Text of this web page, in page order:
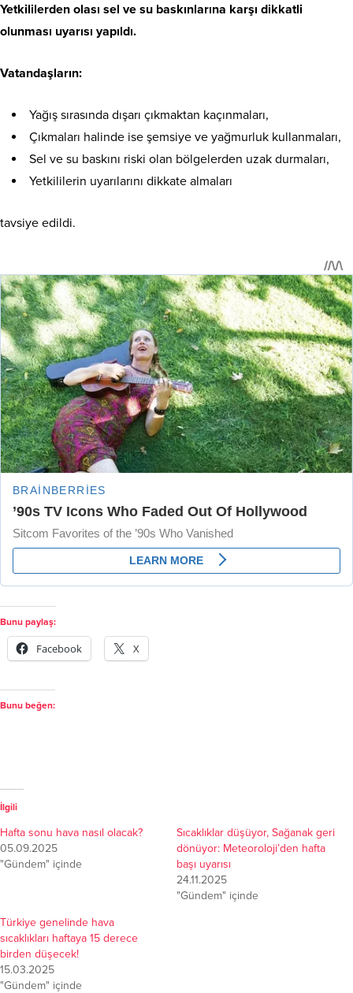
Yetkililerden olası sel ve su baskınlarına karşı dikkatli
olunması uyarısı yapıldı.
Vatandaşların:
Yağış sırasında dışarı çıkmaktan kaçınmaları,
Çıkmaları halinde ise şemsiye ve yağmurluk kullanmaları,
Sel ve su baskını riski olan bölgelerden uzak durmaları,
Yetkililerin uyarılarını dikkate almaları
tavsiye edildi.
Bunu paylaş:
Facebook X
Bunu beğen:
İlgili
Hafta sonu hava nasıl olacak?
05.09.2025
"Gündem" içinde
Sıcaklıklar düşüyor, Sağanak geri
dönüyor: Meteoroloji’den hafta
başı uyarısı
24.11.2025
"Gündem" içinde
Türkiye genelinde hava
sıcaklıkları haftaya 15 derece
birden düşecek!
15.03.2025
"Gündem" içinde